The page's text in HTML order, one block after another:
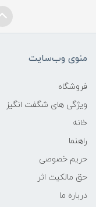
منوی وب‌سایت
فروشگاه
ویژگی های شگفت انگیز
خانه
راهنما
حریم خصوصی
حق مالکیت اثر
درباره ما